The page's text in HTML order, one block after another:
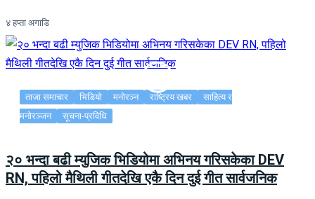
४ हप्ता अगाडि
ताजा समाचार भिडियो मनोरञ्न राष्ट्रिय खबर
साहित्य र
मनोरञ्जन
सूचना-प्रविधि
२० भन्दा बढी म्युजिक भिडियोमा अभिनय गरिसकेका DEV
RN, पहिलो मैथिली गीतदेखि एकै दिन दुई गीत सार्वजनिक